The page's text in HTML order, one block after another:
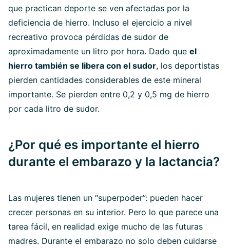
que practican deporte se ven afectadas por la
deficiencia de hierro. Incluso el ejercicio a nivel
recreativo provoca pérdidas de sudor de
aproximadamente un litro por hora. Dado que el
hierro también se libera con el sudor, los deportistas
pierden cantidades considerables de este mineral
importante. Se pierden entre 0,2 y 0,5 mg de hierro
por cada litro de sudor.
¿Por qué es importante el hierro
durante el embarazo y la lactancia?
Las mujeres tienen un “superpoder”: pueden hacer
crecer personas en su interior. Pero lo que parece una
tarea fácil, en realidad exige mucho de las futuras
madres. Durante el embarazo no solo deben cuidarse